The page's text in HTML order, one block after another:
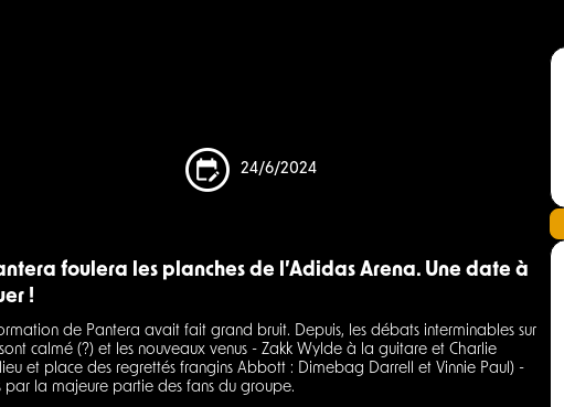
24/6/2024
foulera les planches de l’Adidas Arena. Une date à
!
de Pantera avait fait grand bruit. Depuis, les débats interminables sur
calmé (?) et les nouveaux venus - Zakk Wylde à la guitare et Charlie
et place des regrettés frangins Abbott : Dimebag Darrell et Vinnie Paul) -
par la majeure partie des fans du groupe.